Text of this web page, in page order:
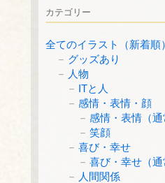
カテゴリー
全てのイラスト（新着順）
グッズあり
人物
ITと人
感情・表情・顔
感情・表情（通
笑顔
喜び・幸せ
喜び・幸せ（通
人間関係